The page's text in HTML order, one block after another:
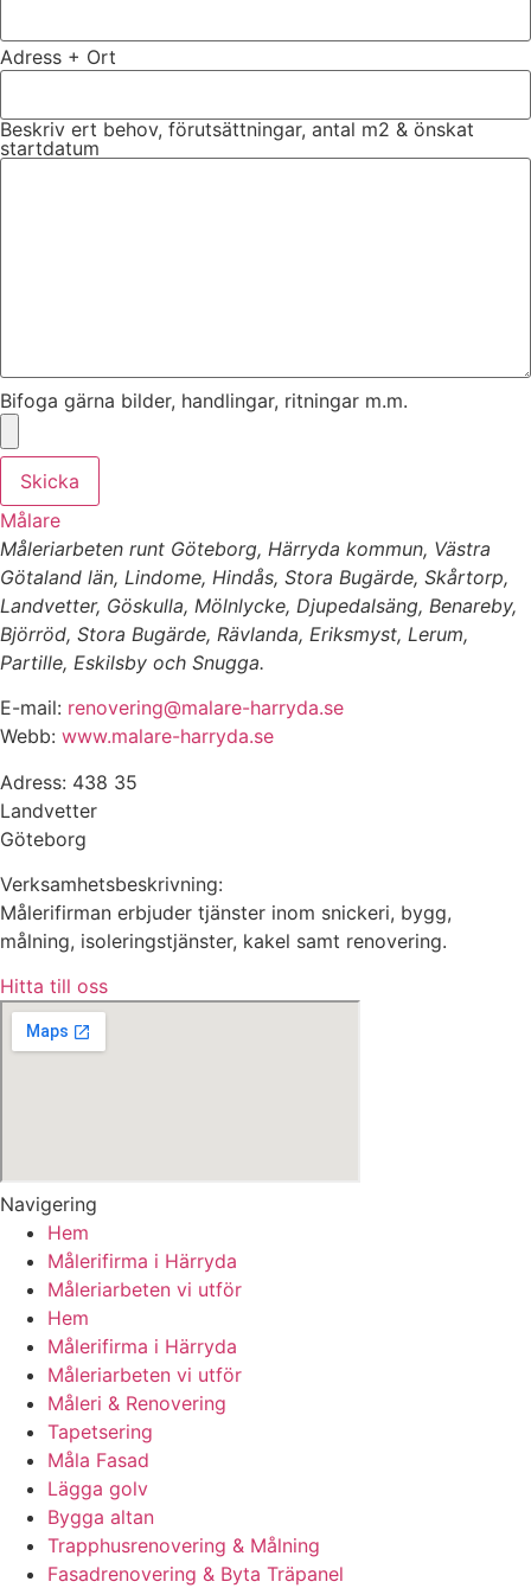
Adress + Ort
Beskriv ert behov, förutsättningar, antal m2 & önskat
startdatum
Bifoga gärna bilder, handlingar, ritningar m.m.
Skicka
Målare
Måleriarbeten runt Göteborg, Härryda kommun, Västra
Götaland län, Lindome, Hindås, Stora Bugärde, Skårtorp,
Landvetter, Göskulla, Mölnlycke, Djupedalsäng, Benareby,
Björröd, Stora Bugärde, Rävlanda, Eriksmyst, Lerum,
Partille, Eskilsby och Snugga.
E-mail: renovering@malare-harryda.se
Webb: www.malare-harryda.se
Adress: 438 35
Landvetter
Göteborg
Verksamhetsbeskrivning:
Målerifirman erbjuder tjänster inom snickeri, bygg,
målning, isoleringstjänster, kakel samt renovering.
Hitta till oss
Navigering
Hem
Målerifirma i Härryda
Måleriarbeten vi utför
Hem
Målerifirma i Härryda
Måleriarbeten vi utför
Måleri & Renovering
Tapetsering
Måla Fasad
Lägga golv
Bygga altan
Trapphusrenovering & Målning
Fasadrenovering & Byta Träpanel